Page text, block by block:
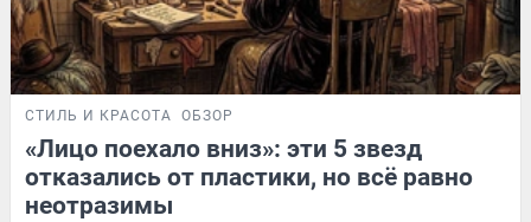
СТИЛЬ И КРАСОТА ОБЗОР
«Лицо поехало вниз»: эти 5 звезд
отказались от пластики, но всё равно
неотразимы